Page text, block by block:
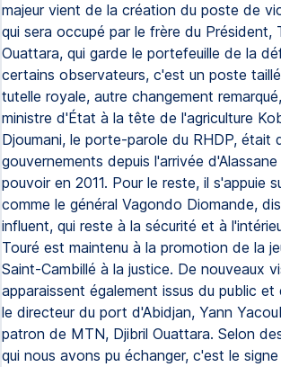
majeur vient de la création du poste de
qui sera occupé par le frère du Président,
Ouattara, qui garde le portefeuille de la
certains observateurs, c'est un poste
tutelle royale, autre changement
ministre d'État à la tête de l'agriculture
Djoumani, le porte-parole du RHDP, était
gouvernements depuis l'arrivée
pouvoir en 2011. Pour le reste, il s'appuie
comme le général Vagondo Diomande,
influent, qui reste à la sécurité et à
Touré est maintenu à la promotion de la
Saint-Cambillé à la justice. De nouveaux
apparaissent également issus du public et
le directeur du port d'Abidjan, Yann
patron de MTN, Djibril Ouattara. Selon
qui nous avons pu échanger, c'est le